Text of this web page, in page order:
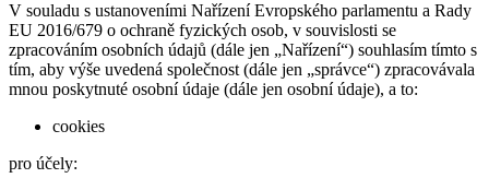
V souladu s ustanoveními Nařízení Evropského parlamentu a Rady
EU 2016/679 o ochraně fyzických osob, v souvislosti se
zpracováním osobních údajů (dále jen „Nařízení“) souhlasím tímto s
tím, aby výše uvedená společnost (dále jen „správce“) zpracovávala
mnou poskytnuté osobní údaje (dále jen osobní údaje), a to:
cookies
pro účely: